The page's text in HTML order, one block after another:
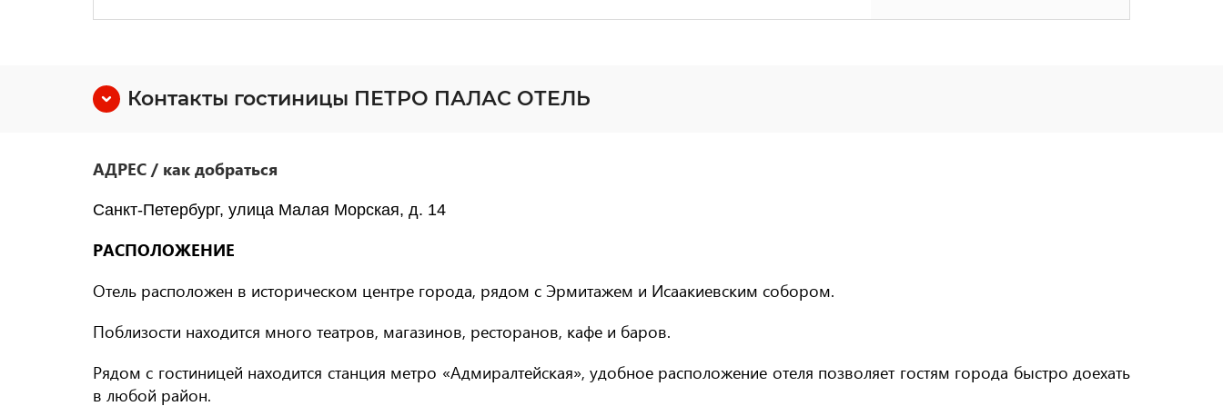
Контакты гостиницы ПЕТРО ПАЛАС ОТЕЛЬ
АДРЕС / как добраться
Санкт-Петербург, улица Малая Морская, д. 14
РАСПОЛОЖЕНИЕ
Отель расположен в историческом центре города, рядом с Эрмитажем и Исаакиевским собором.
Поблизости находится много театров, магазинов, ресторанов, кафе и баров.
Рядом с гостиницей находится станция метро «Адмиралтейская», удобное расположение отеля позволяет гостям города быстро доехать
в любой район.